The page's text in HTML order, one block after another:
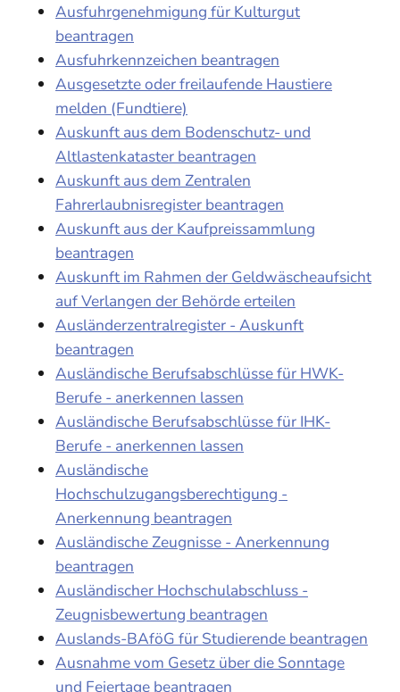
Ausfuhrgenehmigung für Kulturgut
beantragen
Ausfuhrkennzeichen beantragen
Ausgesetzte oder freilaufende Haustiere
melden (Fundtiere)
Auskunft aus dem Bodenschutz- und
Altlastenkataster beantragen
Auskunft aus dem Zentralen
Fahrerlaubnisregister beantragen
Auskunft aus der Kaufpreissammlung
beantragen
Auskunft im Rahmen der Geldwäscheaufsicht
auf Verlangen der Behörde erteilen
Ausländerzentralregister - Auskunft
beantragen
Ausländische Berufsabschlüsse für HWK-
Berufe - anerkennen lassen
Ausländische Berufsabschlüsse für IHK-
Berufe - anerkennen lassen
Ausländische
Hochschulzugangsberechtigung -
Anerkennung beantragen
Ausländische Zeugnisse - Anerkennung
beantragen
Ausländischer Hochschulabschluss -
Zeugnisbewertung beantragen
Auslands-BAföG für Studierende beantragen
Ausnahme vom Gesetz über die Sonntage
und Feiertage beantragen